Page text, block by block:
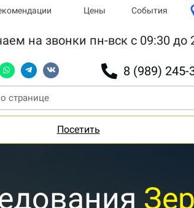
Цены События
на звонки пн-вск с 09:30 до
8 (989) 245-
Посетить